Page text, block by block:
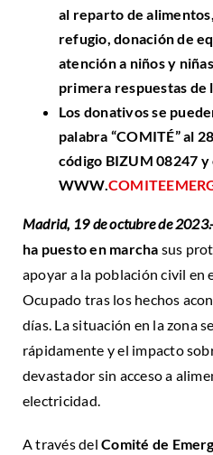
al reparto de
refugio, donación de
atención a niños y
primera respuestas de
Los donativos se
palabra “COMITÉ” al
código BIZUM 08247 y
WWW.
Madrid, 19 de octubre de
ha puesto en marcha sus
apoyar a la población civil en
Ocupado tras los hechos
días. La situación en la zona
rápidamente y el impacto
devastador sin acceso a
electricidad.
A través delComité de